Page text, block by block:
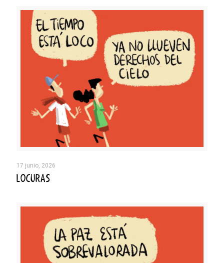
17 junio, 2026
LOCURAS